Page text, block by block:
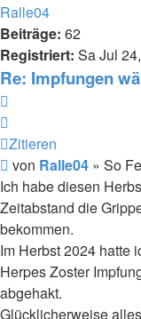
oben
Ralle04
Beiträge: 62
Registriert: Sa Jul
Re: Impfungen
Zitieren
Beitrag
von Ralle04 » So
Ich habe diesen
Zeitabstand die
bekommen.
Im Herbst 2024 hatte
Herpes Zoster
abgehakt.
Glücklicherweise